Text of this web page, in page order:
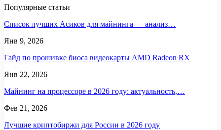
Популярные статьи
Список лучших Асиков для майнинга — анализ…
Янв 9, 2026
Гайд по прошивке биоса видеокарты AMD Radeon RX
Янв 22, 2026
Майнинг на процессоре в 2026 году: актуальность,…
Фев 21, 2026
Лучшие криптобиржи для России в 2026 году